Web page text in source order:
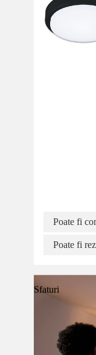
Poate fi
Poate fi
Sfaturi